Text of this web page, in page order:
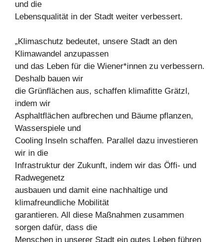
und die
Lebensqualität in der Stadt weiter verbessert.
„Klimaschutz bedeutet, unsere Stadt an den
Klimawandel anzupassen
und das Leben für die Wiener*innen zu verbessern.
Deshalb bauen wir
die Grünflächen aus, schaffen klimafitte Grätzl,
indem wir
Asphaltflächen aufbrechen und Bäume pflanzen,
Wasserspiele und
Cooling Inseln schaffen. Parallel dazu investieren
wir in die
Infrastruktur der Zukunft, indem wir das Öffi- und
Radwegenetz
ausbauen und damit eine nachhaltige und
klimafreundliche Mobilität
garantieren. All diese Maßnahmen zusammen
sorgen dafür, dass die
Menschen in unserer Stadt ein gutes Leben führen